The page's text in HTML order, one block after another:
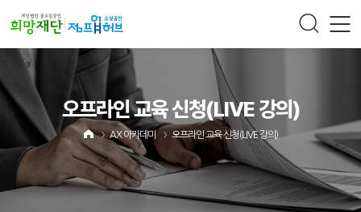
오프라인 교육 신청(LIVE 강의)
AX 아카데미 오프라인 교육 신청(LIVE 강의)